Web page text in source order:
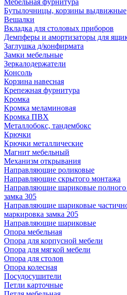
Мебельная фурнитура
Бутылочницы, корзины выдвижные
Вешалки
Вкладка для столовых приборов
Демпферы и амортизаторы для
Заглушка д/конфирмата
Замки мебельные
Зеркалодержатели
Консоль
Корзина навесная
Крепежная фурнитура
Кромка
Кромка меламиновая
Кромка ПВХ
Металлобокс, тандембокс
Крючки
Крючки металлические
Магнит мебельный
Механизм открывания
Направляющие роликовые
Направляющие скрытого монтажа
Направляющие шариковые
замка 305
Направляющие шариковые
маркировка замка 205
Направляющие шариковые
Опора мебельная
Опора для корпусной мебели
Опора для мягкой мебели
Опора для столов
Опора колесная
Посудосушители
Петли карточные